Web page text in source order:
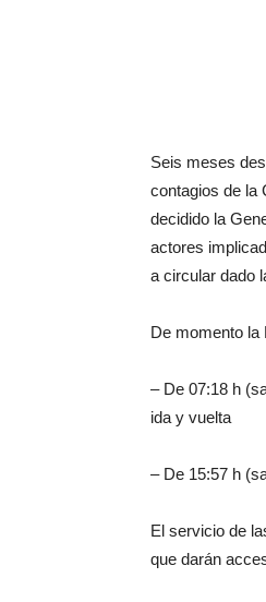
Seis meses
contagios de la
decidido la
actores
a circular dado
De momento la
– De 07:18 h
ida y vuelta
– De 15:57 h
El servicio de
que darán